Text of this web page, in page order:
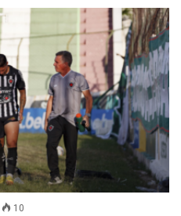
10